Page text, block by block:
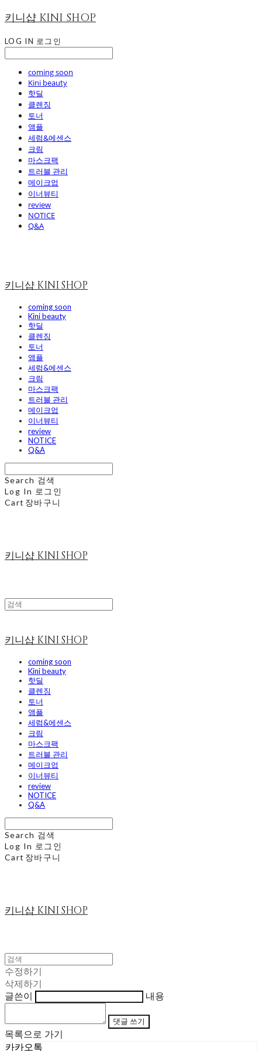
키니샵 KINI SHOP
LOG IN 로그인
coming soon
Kini beauty
핫딜
클렌징
토너
앰플
세럼&에센스
크림
마스크팩
트러블 관리
메이크업
이너뷰티
review
NOTICE
Q&A
키니샵 KINI SHOP
coming soon
Kini beauty
핫딜
클렌징
토너
앰플
세럼&에센스
크림
마스크팩
트러블 관리
메이크업
이너뷰티
review
NOTICE
Q&A
Search 검색
Log In 로그인
Cart 장바구니
키니샵 KINI SHOP
키니샵 KINI SHOP
coming soon
Kini beauty
핫딜
클렌징
토너
앰플
세럼&에센스
크림
마스크팩
트러블 관리
메이크업
이너뷰티
review
NOTICE
Q&A
Search 검색
Log In 로그인
Cart 장바구니
키니샵 KINI SHOP
수정하기
삭제하기
글쓴이
내용
댓글 쓰기
목록으로 가기
카카오톡